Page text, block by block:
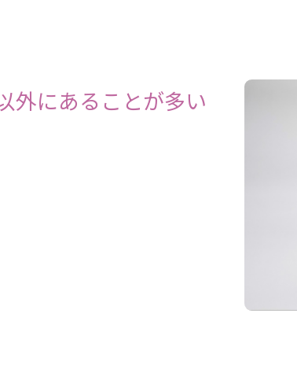
外にあることが多い